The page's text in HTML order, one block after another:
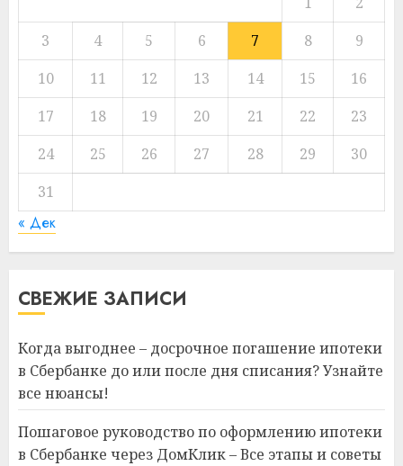
3
4 5 6 7 8
9
10
11 12 13 14 15
16
17
18 19 20 21 22
23
24
25 26 27 28 29
30
31
« Дек
СВЕЖИЕ ЗАПИСИ
Когда выгоднее – досрочное погашение ипотеки
в Сбербанке до или после дня списания? Узнайте
все нюансы!
Пошаговое руководство по оформлению ипотеки
в Сбербанке через ДомКлик – Все этапы и советы